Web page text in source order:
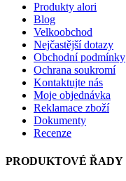
Produkty alori
Blog
Velkoobchod
Nejčastější dotazy
Obchodní podmínky
Ochrana soukromí
Kontaktujte nás
Moje objednávka
Reklamace zboží
Dokumenty
Recenze
PRODUKTOVÉ ŘADY